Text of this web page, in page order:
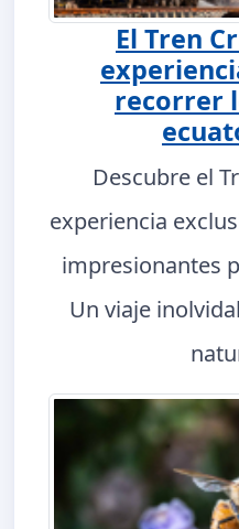
El Tren
recorrer
Descubre el
experiencia
impresionantes
Un viaje